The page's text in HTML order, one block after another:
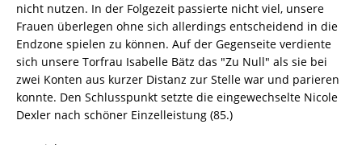
nicht nutzen. In der Folgezeit passierte nicht viel, unsere
Frauen überlegen ohne sich allerdings entscheidend in die
Endzone spielen zu können. Auf der Gegenseite verdiente
sich unsere Torfrau Isabelle Bätz das "Zu Null" als sie bei
zwei Konten aus kurzer Distanz zur Stelle war und parieren
konnte. Den Schlusspunkt setzte die eingewechselte Nicole
Dexler nach schöner Einzelleistung (85.)